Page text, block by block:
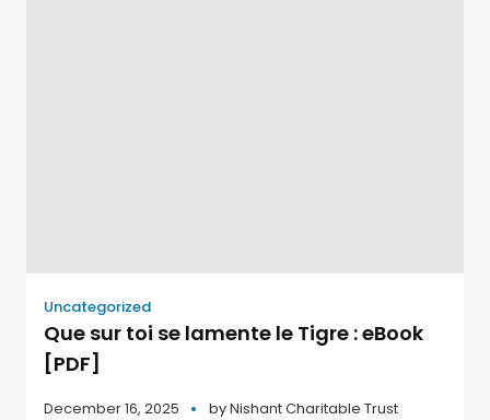
Uncategorized
Que sur toi se lamente le Tigre : eBook
[PDF]
December 16, 2025 byNishant Charitable Trust